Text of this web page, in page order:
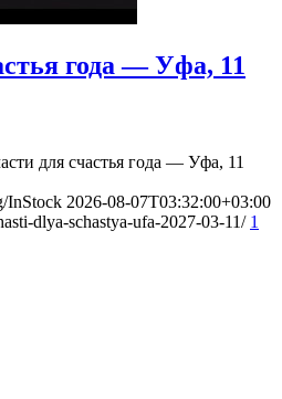
года — Уфа, 11
для счастья года — Уфа, 11
InStock 2026-08-07T03:32:00+03:00
dlya-schastya-ufa-2027-03-11/ 1